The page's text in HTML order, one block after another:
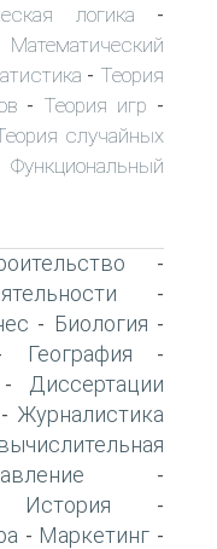
логика -
Математический
- Теория
- Теория игр -
случайных
Функциональный
-
-
- Биология -
География -
-
Диссертации
- Журналистика
-
История -
- Маркетинг -